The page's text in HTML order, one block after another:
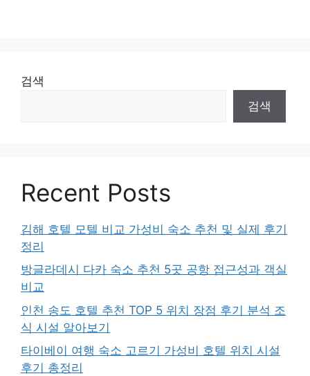
검색
검색
Recent Posts
김해 호텔 모텔 비교 가성비 숙소 추천 및 실제 후기
정리
방글라데시 다카 숙소 추천 5곳 공항 접근성과 객실
비교
인천 송도 호텔 추천 TOP 5 위치 장점 후기 분석 조
식 시설 알아보기
타이베이 여행 숙소 고르기 가성비 호텔 위치 시설
후기 총정리